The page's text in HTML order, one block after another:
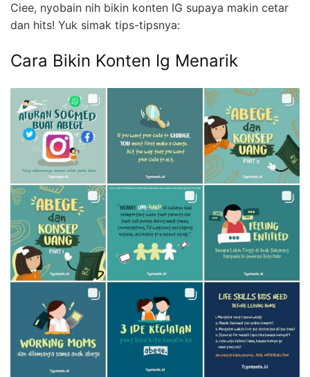
Ciee, nyobain nih bikin konten IG supaya makin cetar
dan hits! Yuk simak tips-tipsnya:
Cara Bikin Konten Ig Menarik